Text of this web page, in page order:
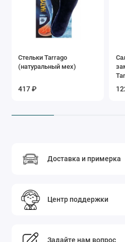
Стельки Tarrago
(натуральный мех)
417 ₽
Доставка и примерка
Центр поддержки
Задайте нам вопрос